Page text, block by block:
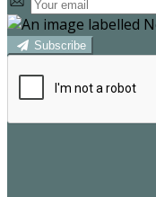
Subscribe